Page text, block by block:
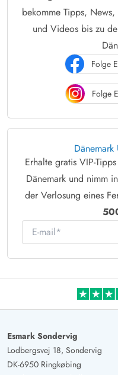
bekomme Tipps,
und Videos bis zu
Folge
Folge
Erhalte gratis VIP-
Dänemark und nimm
der Verlosung eines
E-mail
Esmark Sondervig
Lodbergsvej 18, Sondervig
DK-6950 Ringkøbing